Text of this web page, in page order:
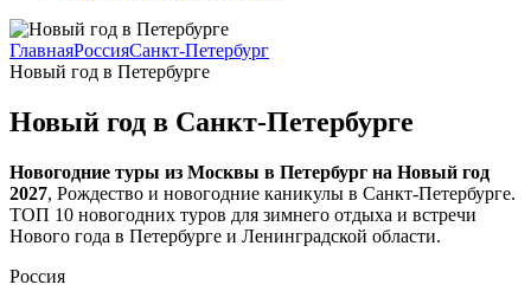
ГлавнаяРоссияСанкт-Петербург
Новый год в Петербурге
Новый год в Санкт-Петербурге
Новогодние туры из Москвы в Петербург на Новый год
2027, Рождество и новогодние каникулы в Санкт-Петербурге.
ТОП 10 новогодних туров для зимнего отдыха и встречи
Нового года в Петербурге и Ленинградской области.
Россия